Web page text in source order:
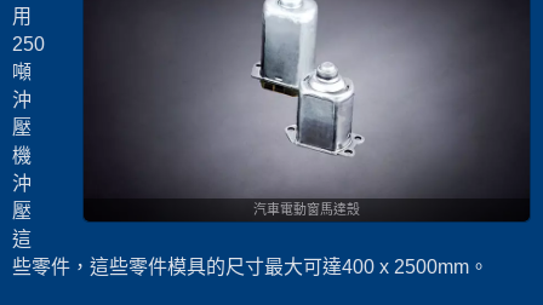
汽車電動窗馬達殼
用
250
噸
沖
壓
機
沖
壓
這
些零件，這些零件模具的尺寸最大可達400 x 2500mm。